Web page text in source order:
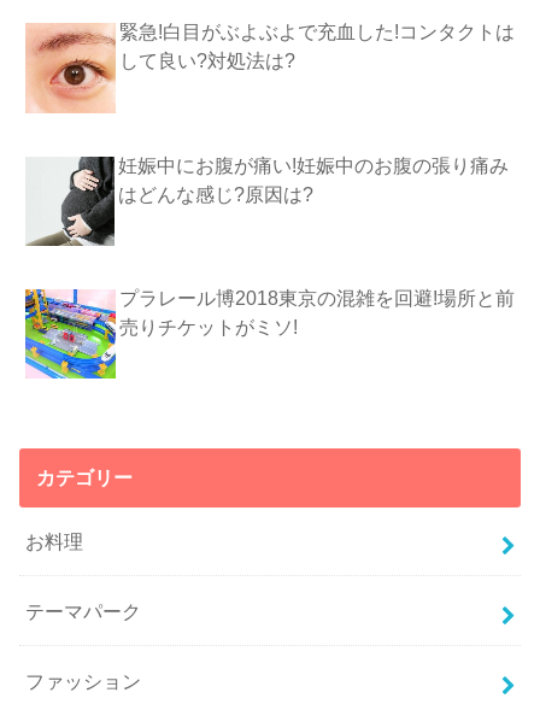
緊急!白目がぶよぶよで充血した!コンタクトは
して良い?対処法は?
妊娠中にお腹が痛い!妊娠中のお腹の張り痛み
はどんな感じ?原因は?
プラレール博2018東京の混雑を回避!場所と前
売りチケットがミソ!
カテゴリー
お料理
テーマパーク
ファッション